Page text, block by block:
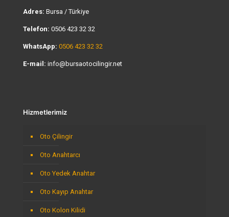
Adres: Bursa / Türkiye
Telefon: 0506 423 32 32
WhatsApp: 0506 423 32 32
E-mail: info@bursaotocilingir.net
Hizmetlerimiz
Oto Çilingir
Oto Anahtarcı
Oto Yedek Anahtar
Oto Kayıp Anahtar
Oto Kolon Kilidi